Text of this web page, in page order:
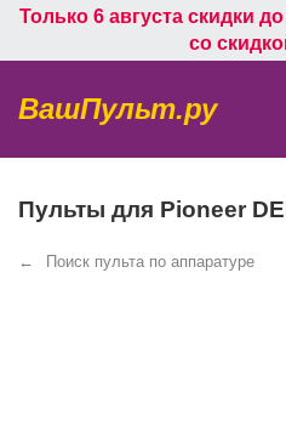
Только 6 августа скидки
со
ВашПульт.ру
Пульты для Pioneer
Поиск пульта по аппаратуре